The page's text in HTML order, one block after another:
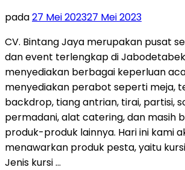
pada27 Mei 202327 Mei 2023
CV. Bintang Jaya merupakan pusat
dan event terlengkap di
menyediakan berbagai keperluan
menyediakan perabot seperti meja,
backdrop, tiang antrian, tirai, partisi,
permadani, alat catering, dan masih
produk-produk lainnya. Hari ini kami
menawarkan produk pesta, yaitu
Jenis kursi …